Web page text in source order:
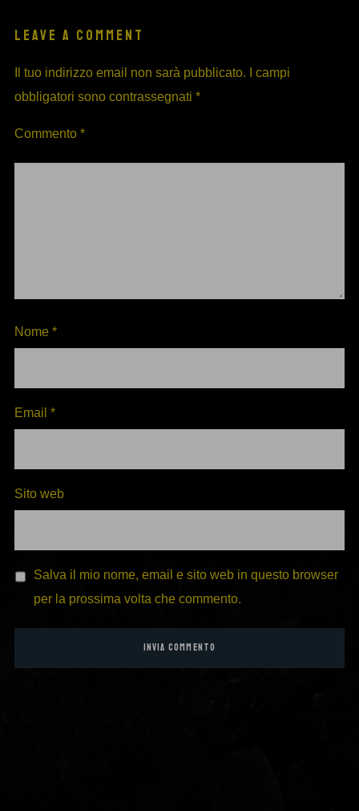
LEAVE A COMMENT
Il tuo indirizzo email non sarà pubblicato.
I campi
obbligatori sono contrassegnati *
Commento *
Nome *
Email *
Sito web
Salva il mio nome, email e sito web in questo browser
per la prossima volta che commento.